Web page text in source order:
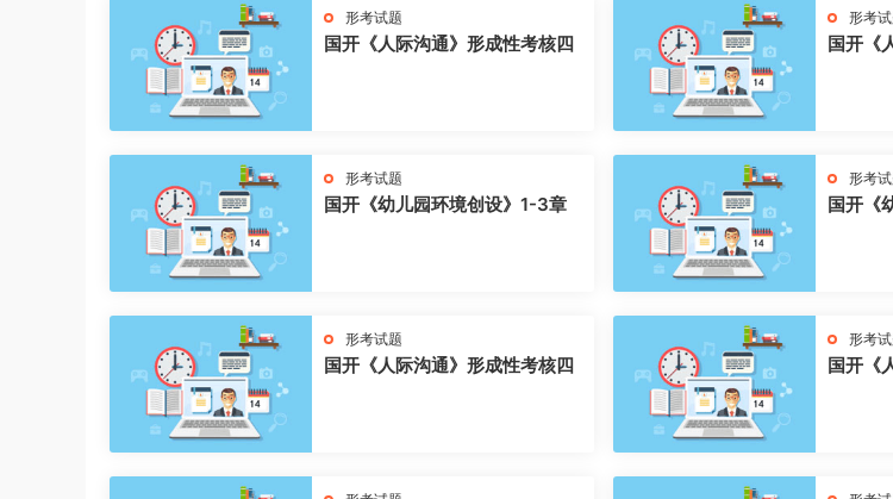
形考试题
国开《人际沟通》形成性考核四
形考
国开《
形考试题
国开《幼儿园环境创设》1-3章
形考
国开《
形考试题
国开《人际沟通》形成性考核四
形考
国开《